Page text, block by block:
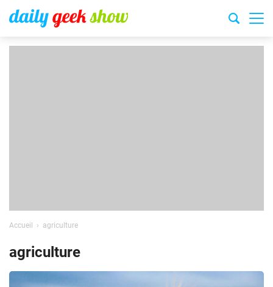
Accueil agriculture
agriculture